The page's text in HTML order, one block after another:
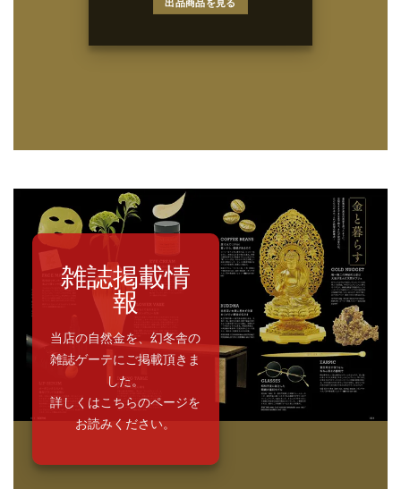
雑誌掲載情
報
当店の自然金を、幻冬舎の
雑誌ゲーテにご掲載頂きま
した。
詳しくはこちらのページを
お読みください。